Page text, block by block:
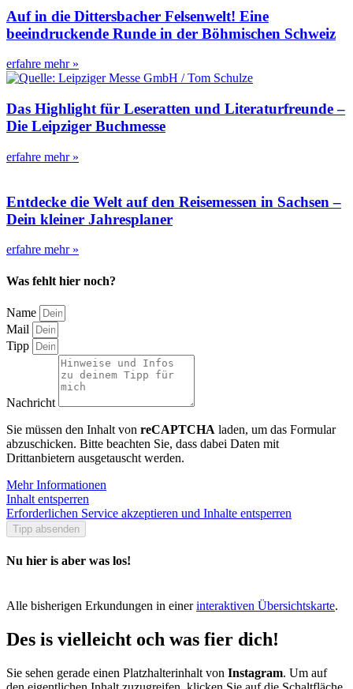
Auf in die Dittersbacher Felsenwelt! Eine
beeindruckende Runde in der Böhmischen Schweiz
erfahre mehr »
Das Highlight für Leseratten und Literaturfreunde –
Die Leipziger Buchmesse
erfahre mehr »
Entdecke die Welt auf den Reisemessen in Sachsen –
Dein kleiner Jahresplaner
erfahre mehr »
Was fehlt hier noch?
Name
Mail
Tipp
Nachricht
Sie müssen den Inhalt von reCAPTCHA laden, um das Formular
abzuschicken. Bitte beachten Sie, dass dabei Daten mit
Drittanbietern ausgetauscht werden.
Mehr Informationen
Inhalt entsperren
Erforderlichen Service akzeptieren und Inhalte entsperren
Tipp absenden
Nu hier is aber was los!
Alle bisherigen Erkundungen in einerinteraktiven Übersichtskarte.
Des is vielleicht och was fier dich!
Sie sehen gerade einen Platzhalterinhalt von Instagram. Um auf